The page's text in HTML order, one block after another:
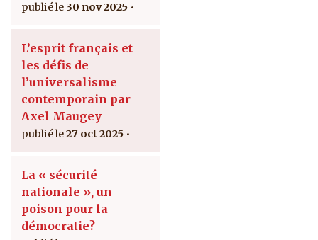
30 nov 2025
L’esprit français et
les défis de
l’universalisme
contemporain par
Axel Maugey
27 oct 2025
La « sécurité
nationale », un
poison pour la
démocratie?